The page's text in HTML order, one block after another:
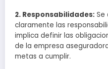
2. Responsabilidades: Se
claramente las
implica definir las
de la empresa
metas a cumplir.